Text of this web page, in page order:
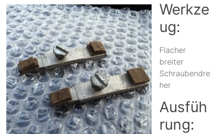
Werkze
ug:
Flacher
breiter
Schraubendre
her
Ausfüh
rung: